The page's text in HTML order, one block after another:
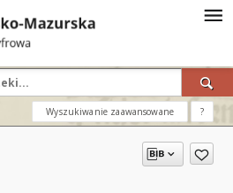
Wyszukiwanie zaawansowane ?